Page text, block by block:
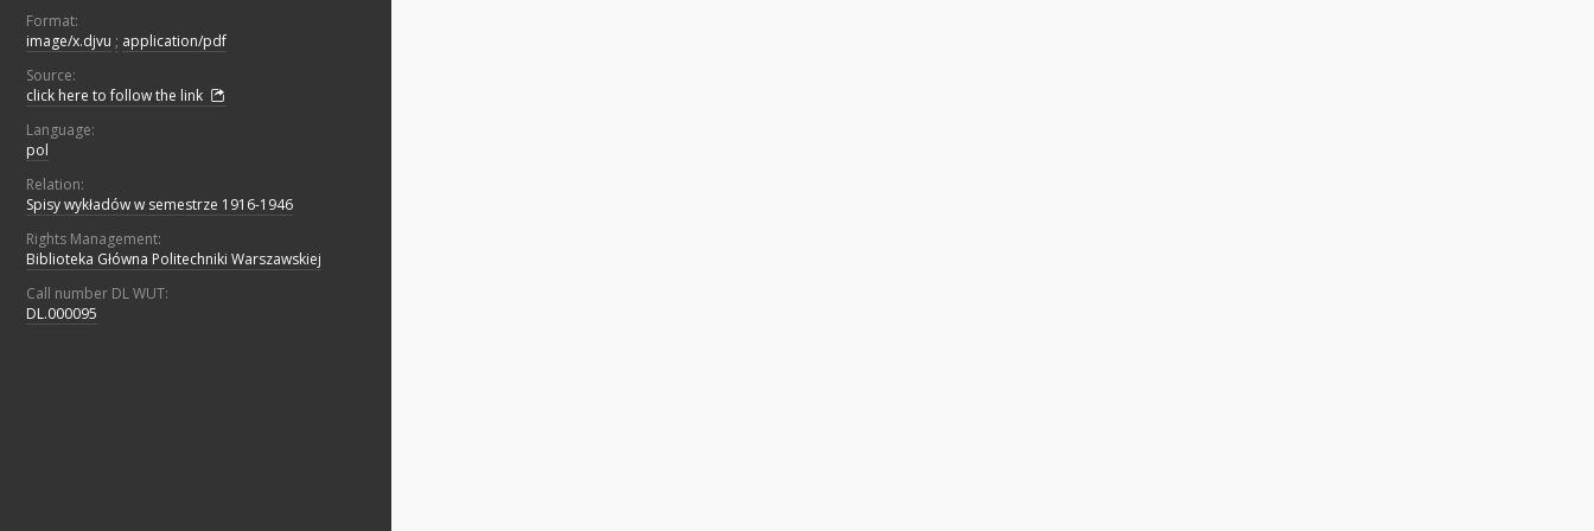
Format:
image/x.djvu ; application/pdf
Source:
click here to follow the link
Language:
pol
Relation:
Spisy wykładów w semestrze 1916-1946
Rights Management:
Biblioteka Główna Politechniki Warszawskiej
Call number DL WUT:
DL.000095